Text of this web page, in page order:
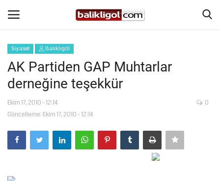
Giriş Yap
Anasayfa
Köşe Yazıları
Magazin
Siyaset Balıklıgöl
AK Partiden GAP Muhtarlar
derneğine teşekkür
Ekim 17, 2010 - 12:14
Güncelleme: Ekim 17, 2010 - 12:14
0